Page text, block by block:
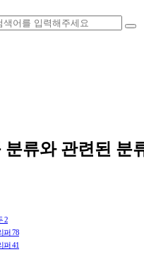
분류와 관련된 분
2
퍼78
퍼41